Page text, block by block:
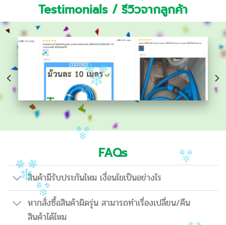
Testimonials / รีวิวจากลูกค้า
FAQs
สินค้ามีรับประกันไหม เงื่อนไขเป็นอย่างไร
หากสั่งซื้อสินค้าผิดรุ่น สามารถทำเรื่องเปลี่ยน/คืน
สินค้าได้ไหม